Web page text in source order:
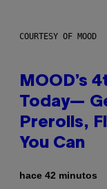
COURTESY OF MOOD
MOOD’s
Today—
Prerolls,
You Can
hace 42 minutos